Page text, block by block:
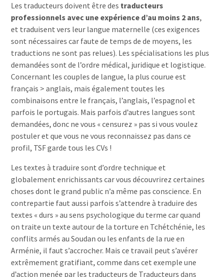
Les traducteurs doivent être des traducteurs
professionnels avec une expérience d’au moins 2 ans,
et traduisent vers leur langue maternelle (ces exigences
sont nécessaires car faute de temps de de moyens, les
traductions ne sont pas relues). Les spécialisations les plus
demandées sont de l’ordre médical, juridique et logistique.
Concernant les couples de langue, la plus courue est
français > anglais, mais également toutes les
combinaisons entre le français, l’anglais, l’espagnol et
parfois le portugais. Mais parfois d’autres langues sont
demandées, donc ne vous « censurez » pas si vous voulez
postuler et que vous ne vous reconnaissez pas dans ce
profil, TSF garde tous les CVs !
Les textes à traduire sont d’ordre technique et
globalement enrichissants car vous découvrirez certaines
choses dont le grand public n’a même pas conscience. En
contrepartie faut aussi parfois s’attendre à traduire des
textes « durs » au sens psychologique du terme car quand
on traite un texte autour de la torture en Tchétchénie, les
conflits armés au Soudan ou les enfants de la rue en
Arménie, il faut s’accrocher. Mais ce travail peut s’avérer
extrêmement gratifiant, comme dans cet exemple une
d’action menée par les traducteurs de Traducteurs dans